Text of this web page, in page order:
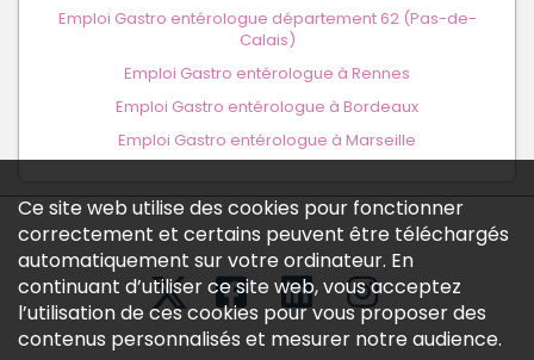
Emploi Gastro entérologue département 62 (Pas-de-
Calais)
Emploi Gastro entérologue à Rennes
Emploi Gastro entérologue à Bordeaux
Emploi Gastro entérologue à Marseille
Ce site web utilise des cookies pour fonctionner
correctement et certains peuvent être téléchargés
automatiquement sur votre ordinateur. En
continuant d’utiliser ce site web, vous acceptez
l’utilisation de ces cookies pour vous proposer des
contenus personnalisés et mesurer notre audience.